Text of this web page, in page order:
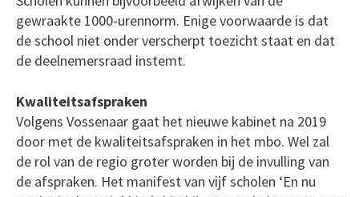
gewraakte 1000-urennorm. Enige voorwaarde is dat
de school niet onder verscherpt toezicht staat en dat
de deelnemersraad instemt.
Kwaliteitsafspraken
Volgens Vossenaar gaat het nieuwe kabinet na 2019
door met de kwaliteitsafspraken in het mbo. Wel zal
de rol van de regio groter worden bij de invulling van
de afspraken. Het manifest van vijf scholen ‘En nu